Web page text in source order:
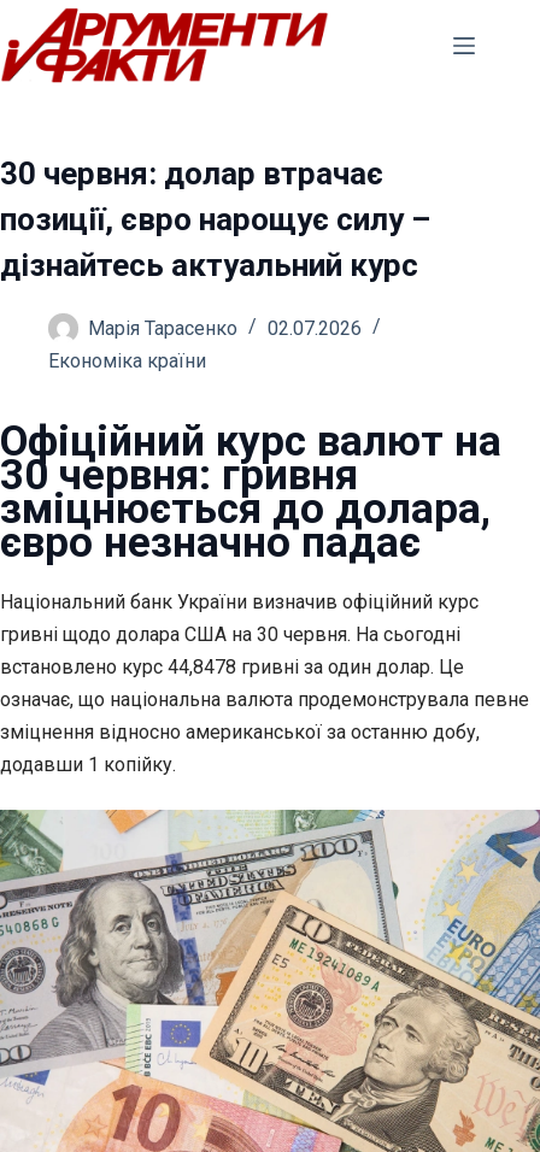
Перейти
до
вмісту
30 червня: долар втрачає
позиції, євро нарощує силу –
дізнайтесь актуальний курс
Марія Тарасенко
02.07.2026
Економіка країни
Офіційний курс валют на
30 червня: гривня
зміцнюється до долара,
євро незначно падає
Національний банк України визначив офіційний курс
гривні щодо долара США на 30 червня. На сьогодні
встановлено курс 44,8478 гривні за один долар. Це
означає, що національна валюта продемонструвала певне
зміцнення відносно американської за останню добу,
додавши 1 копійку.